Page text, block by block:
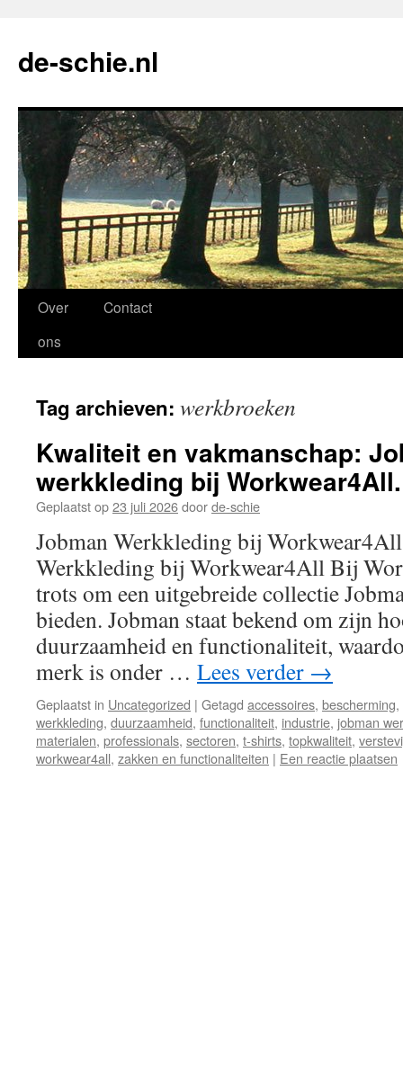
de-schie.nl
Spring
naar
inhoud
Over
ons
Contact
Tag archieven: werkbroeken
Kwaliteit en vakmanschap:
werkkleding bij Workwear4All.
Geplaatst op23 juli 2026doorde-schie
Jobman Werkkleding bij
Werkkleding bij Workwear4All Bij
trots om een uitgebreide collectie
bieden. Jobman staat bekend om zijn
duurzaamheid en functionaliteit,
merk is onder … Lees verder →
Geplaatst in Uncategorized | Getagd accessoires, bescherming,
werkkleding, duurzaamheid, functionaliteit, industrie, jobman
materialen, professionals, sectoren, t-shirts, topkwaliteit,
workwear4all, zakken en functionaliteiten | Een reactie plaatsen